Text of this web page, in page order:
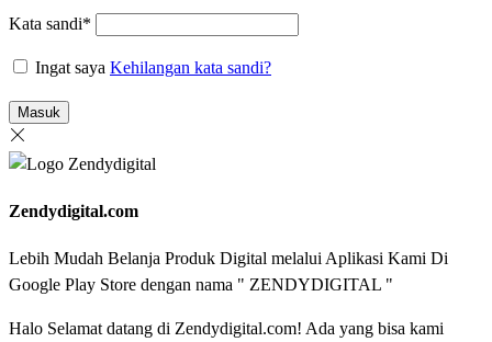
Kata sandi*
Ingat saya Kehilangan kata sandi?
Masuk
Zendydigital.com
Lebih Mudah Belanja Produk Digital melalui Aplikasi Kami Di
Google Play Store dengan nama " ZENDYDIGITAL "
Halo Selamat datang di Zendydigital.com! Ada yang bisa kami